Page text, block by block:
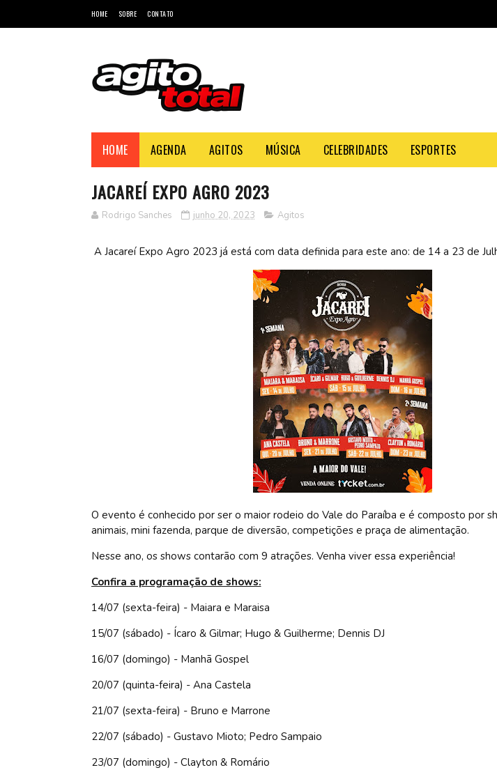
HOME SOBRE CONTATO
HOME AGENDA AGITOS MÚSICA CELEBRIDADES ESPORTES
JACAREÍ EXPO AGRO 2023
Rodrigo Sanches junho 20, 2023 Agitos
A Jacareí Expo Agro 2023 já está com data definida para este ano: de 14 a 23 de
O evento é conhecido por ser o maior rodeio do Vale do Paraíba e é composto por
animais, mini fazenda, parque de diversão, competições e praça de alimentação.
Nesse ano, os shows contarão com 9 atrações. Venha viver essa experiência!
Confira a programação de shows:
14/07 (sexta-feira) - Maiara e Maraisa
15/07 (sábado) - Ícaro & Gilmar; Hugo & Guilherme; Dennis DJ
16/07 (domingo) - Manhã Gospel
20/07 (quinta-feira) - Ana Castela
21/07 (sexta-feira) - Bruno e Marrone
22/07 (sábado) - Gustavo Mioto; Pedro Sampaio
23/07 (domingo) - Clayton & Romário